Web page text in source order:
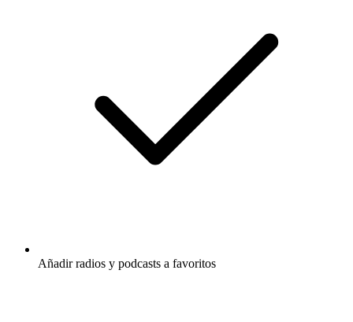
Añadir radios y podcasts a favoritos